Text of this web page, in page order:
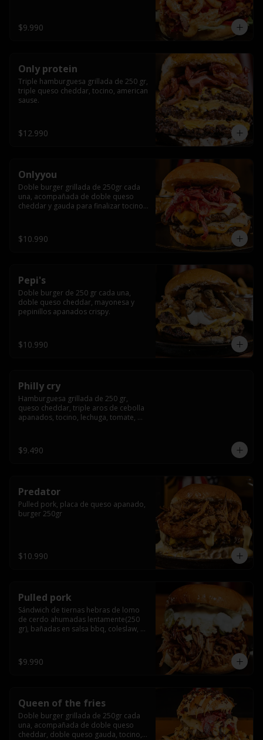
$9.990
Only protein
Triple hamburguesa grillada de 250 gr,
triple queso cheddar, tocino, american
sause.
$12.990
Onlyyou
Doble burger grillada de 250gr cada
una, acompañada de doble queso
cheddar y gauda para finalizar tocino
$10.990
Pepi's
Doble burger de 250 gr cada una,
doble queso cheddar, mayonesa y
pepinillos apanados crispy.
$10.990
Philly cry
Hamburguesa grillada de 250 gr,
queso cheddar, triple aros de cebolla
apanados, tocino, lechuga, tomate,
$9.490
Predator
Pulled pork, placa de queso apanado,
burger 250gr
$10.990
Pulled pork
Sándwich de tiernas hebras de lomo
de cerdo ahumadas lentamente(250
gr), bañadas en salsa bbq, coleslaw,
$9.990
Queen of the fries
Doble burger grillada de 250gr cada
una, acompañada de doble queso
cheddar, doble queso gauda, tocino,